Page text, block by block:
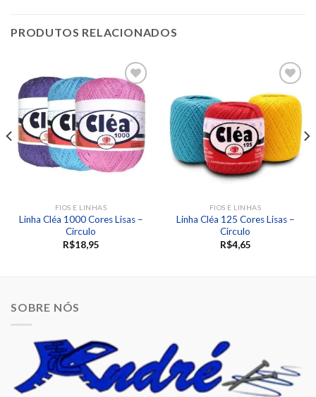
PRODUTOS RELACIONADOS
Adicionar
aos
desejos
FIOS E LINHAS
Linha Cléa 1000 Cores Lisas –
Circulo
R$18,95
aos
desejos
FIOS E LINHAS
Linha Cléa 125 Cores Lisas –
Circulo
R$4,65
SOBRE NÓS